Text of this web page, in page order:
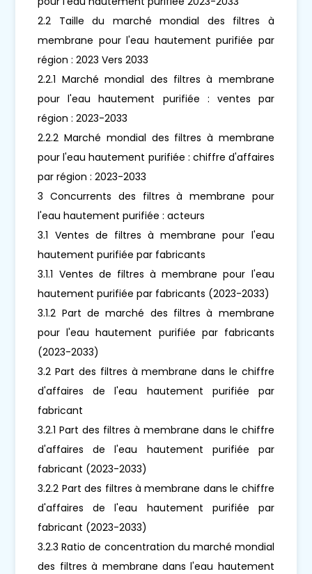
2.2 Taille du marché mondial des filtres à
membrane pour l'eau hautement purifiée par
région : 2023 Vers 2033
2.2.1 Marché mondial des filtres à membrane
pour l'eau hautement purifiée : ventes par
région : 2023-2033
2.2.2 Marché mondial des filtres à membrane
pour l'eau hautement purifiée : chiffre d'affaires
par région : 2023-2033
3 Concurrents des filtres à membrane pour
l'eau hautement purifiée : acteurs
3.1 Ventes de filtres à membrane pour l'eau
hautement purifiée par fabricants
3.1.1 Ventes de filtres à membrane pour l'eau
hautement purifiée par fabricants (2023-2033)
3.1.2 Part de marché des filtres à membrane
pour l'eau hautement purifiée par fabricants
(2023-2033)
3.2 Part des filtres à membrane dans le chiffre
d'affaires de l'eau hautement purifiée par
fabricant
3.2.1 Part des filtres à membrane dans le chiffre
d'affaires de l'eau hautement purifiée par
fabricant (2023-2033)
3.2.2 Part des filtres à membrane dans le chiffre
d'affaires de l'eau hautement purifiée par
fabricant (2023-2033)
3.2.3 Ratio de concentration du marché mondial
des filtres à membrane dans l'eau hautement